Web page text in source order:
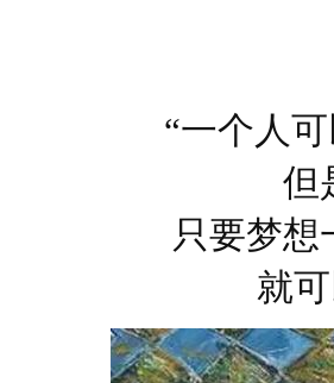
“一个人
但
只要梦想
就